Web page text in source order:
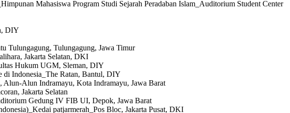
Mahasiswa Program Studi Sejarah Peradaban Islam_Auditorium Student Center
DIY
Tulungagung, Tulungagung, Jawa Timur
Jakarta Selatan, DKI
Hukum UGM, Sleman, DIY
di Indonesia_The Ratan, Bantul, DIY
Alun-Alun Indramayu, Kota Indramayu, Jawa Barat
Jakarta Selatan
Gedung IV FIB UI, Depok, Jawa Barat
patjarmerah_Pos Bloc, Jakarta Pusat, DKI